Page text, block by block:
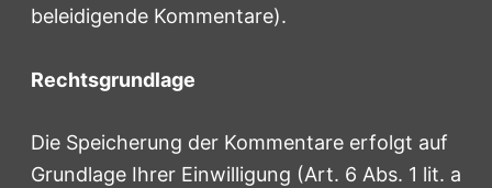
beleidigende Kommentare).
Rechtsgrundlage
Die Speicherung der Kommentare erfolgt auf
Grundlage Ihrer Einwilligung (Art. 6 Abs. 1 lit. a